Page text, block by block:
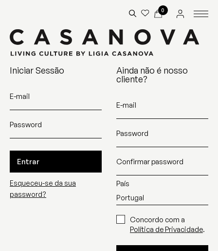
0
Iniciar Sessão
E-mail
Password
Entrar
Esqueceu-se da sua
password?
Ainda não é nosso
cliente?
E-mail
Password
Confirmar password
País
Concordo com a
Política de Privacidade.